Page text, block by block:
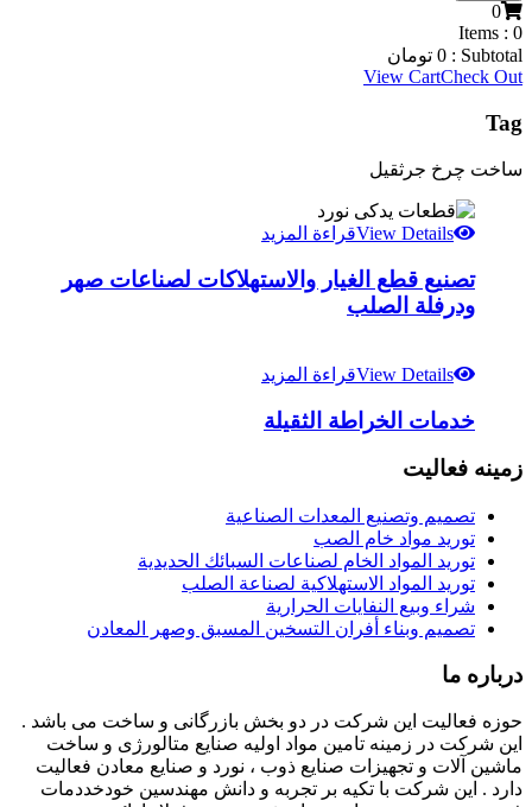
0
Items : 0
Subtotal :
0 تومان
View CartCheck Out
Tag
ساخت چرخ جرثقیل
View Detailsقراءة المزيد
تصنيع قطع الغيار والاستهلاكات لصناعات صهر
ودرفلة الصلب
View Detailsقراءة المزيد
خدمات الخراطة الثقيلة
زمینه فعالیت
تصميم وتصنيع المعدات الصناعية
توريد مواد خام الصب
توريد المواد الخام لصناعات السبائك الحديدية
توريد المواد الاستهلاكية لصناعة الصلب
شراء وبيع النفايات الحرارية
تصميم وبناء أفران التسخين المسبق وصهر المعادن
درباره ما
حوزه فعالیت این شرکت در دو بخش بازرگانی و ساخت می باشد .
این شرکت در زمینه تامین مواد اولیه صنایع متالورژی و ساخت
ماشین آلات و تجهیزات صنایع ذوب ، نورد و صنایع معادن فعالیت
دارد . این شرکت با تکیه بر تجربه و دانش مهندسین خودخددمات